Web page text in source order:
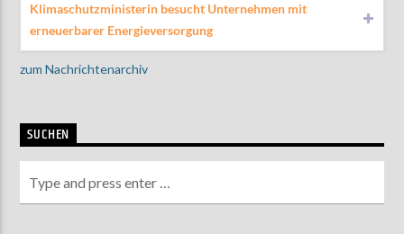
Klimaschutzministerin besucht Unternehmen mit
erneuerbarer Energieversorgung
zum Nachrichtenarchiv
SUCHEN